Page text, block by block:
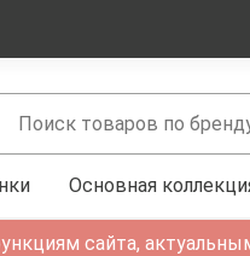
Основная
сайта,